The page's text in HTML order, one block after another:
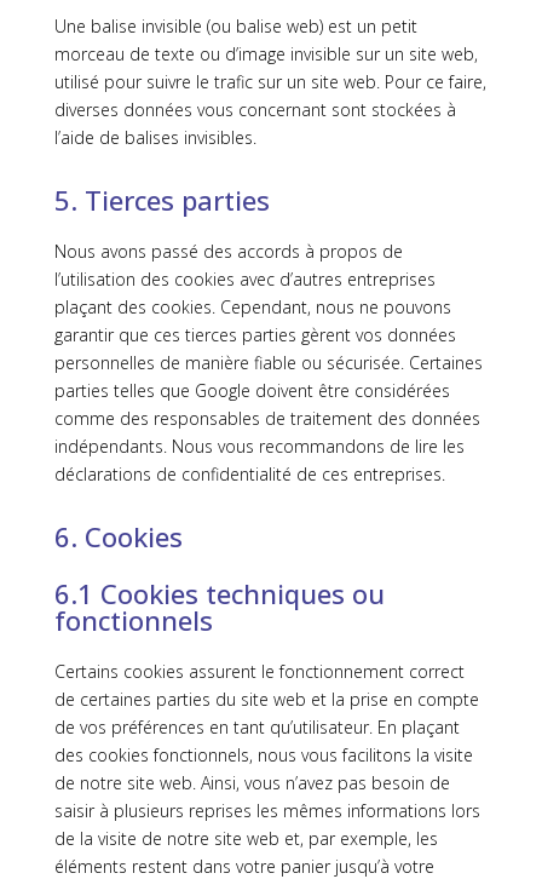
Une balise invisible (ou balise web) est un petit
morceau de texte ou d’image invisible sur un site web,
utilisé pour suivre le trafic sur un site web. Pour ce faire,
diverses données vous concernant sont stockées à
l’aide de balises invisibles.
5. Tierces parties
Nous avons passé des accords à propos de
l’utilisation des cookies avec d’autres entreprises
plaçant des cookies. Cependant, nous ne pouvons
garantir que ces tierces parties gèrent vos données
personnelles de manière fiable ou sécurisée. Certaines
parties telles que Google doivent être considérées
comme des responsables de traitement des données
indépendants. Nous vous recommandons de lire les
déclarations de confidentialité de ces entreprises.
6. Cookies
6.1 Cookies techniques ou
fonctionnels
Certains cookies assurent le fonctionnement correct
de certaines parties du site web et la prise en compte
de vos préférences en tant qu’utilisateur. En plaçant
des cookies fonctionnels, nous vous facilitons la visite
de notre site web. Ainsi, vous n’avez pas besoin de
saisir à plusieurs reprises les mêmes informations lors
de la visite de notre site web et, par exemple, les
éléments restent dans votre panier jusqu’à votre